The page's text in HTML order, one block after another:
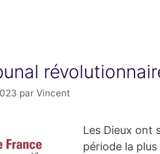
par Vincent
Les Dieux ont
période la